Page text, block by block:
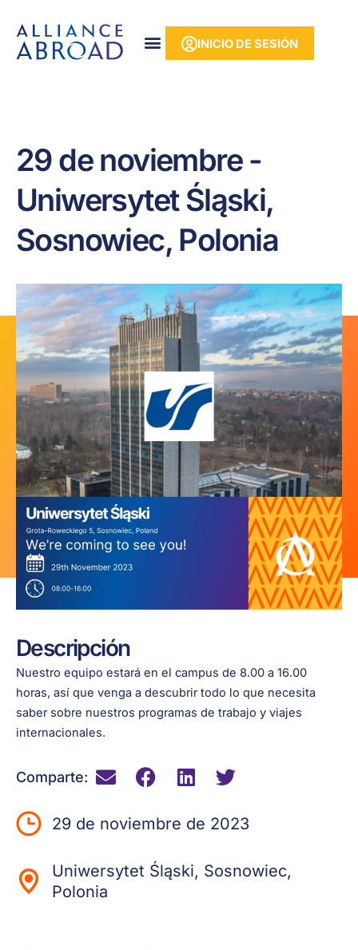
contenido
INICIO DE SESIÓN
29 de noviembre -
Uniwersytet Śląski,
Sosnowiec, Polonia
Descripción
Nuestro equipo estará en el campus de 8.00 a 16.00
horas, así que venga a descubrir todo lo que necesita
saber sobre nuestros programas de trabajo y viajes
internacionales.
Comparte:
29 de noviembre de 2023
Uniwersytet Śląski, Sosnowiec,
Polonia